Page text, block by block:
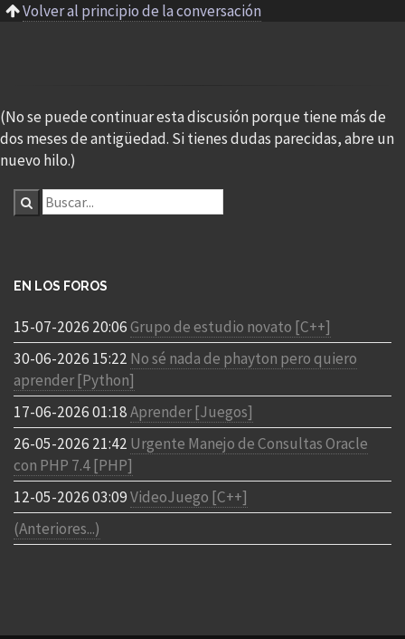
Volver al principio de la conversación
(No se puede continuar esta discusión porque tiene más de
dos meses de antigüedad. Si tienes dudas parecidas, abre un
nuevo hilo.)
EN LOS FOROS
15-07-2026 20:06Grupo de estudio novato [C++]
30-06-2026 15:22 No sé nada de phayton pero quiero
aprender [Python]
17-06-2026 01:18Aprender [Juegos]
26-05-2026 21:42 Urgente Manejo de Consultas Oracle
con PHP 7.4 [PHP]
12-05-2026 03:09VideoJuego [C++]
(Anteriores...)